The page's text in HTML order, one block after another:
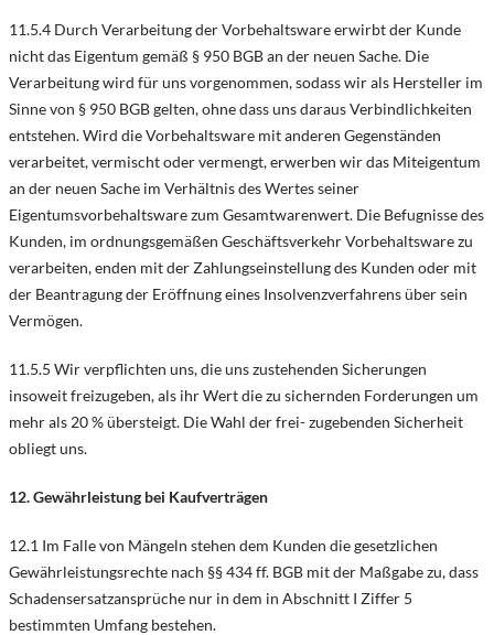
11.5.4 Durch Verarbeitung der Vorbehaltsware erwirbt der Kunde
nicht das Eigentum gemäß § 950 BGB an der neuen Sache. Die
Verarbeitung wird für uns vorgenommen, sodass wir als Hersteller im
Sinne von § 950 BGB gelten, ohne dass uns daraus Verbindlichkeiten
entstehen. Wird die Vorbehaltsware mit anderen Gegenständen
verarbeitet, vermischt oder vermengt, erwerben wir das Miteigentum
an der neuen Sache im Verhältnis des Wertes seiner
Eigentumsvorbehaltsware zum Gesamtwarenwert. Die Befugnisse des
Kunden, im ordnungsgemäßen Geschäftsverkehr Vorbehaltsware zu
verarbeiten, enden mit der Zahlungseinstellung des Kunden oder mit
der Beantragung der Eröffnung eines Insolvenzverfahrens über sein
Vermögen.
11.5.5 Wir verpflichten uns, die uns zustehenden Sicherungen
insoweit freizugeben, als ihr Wert die zu sichernden Forderungen um
mehr als 20 % übersteigt. Die Wahl der frei- zugebenden Sicherheit
obliegt uns.
12. Gewährleistung bei Kaufverträgen
12.1 Im Falle von Mängeln stehen dem Kunden die gesetzlichen
Gewährleistungsrechte nach §§ 434 ff. BGB mit der Maßgabe zu, dass
Schadensersatzansprüche nur in dem in Abschnitt I Ziffer 5
bestimmten Umfang bestehen.